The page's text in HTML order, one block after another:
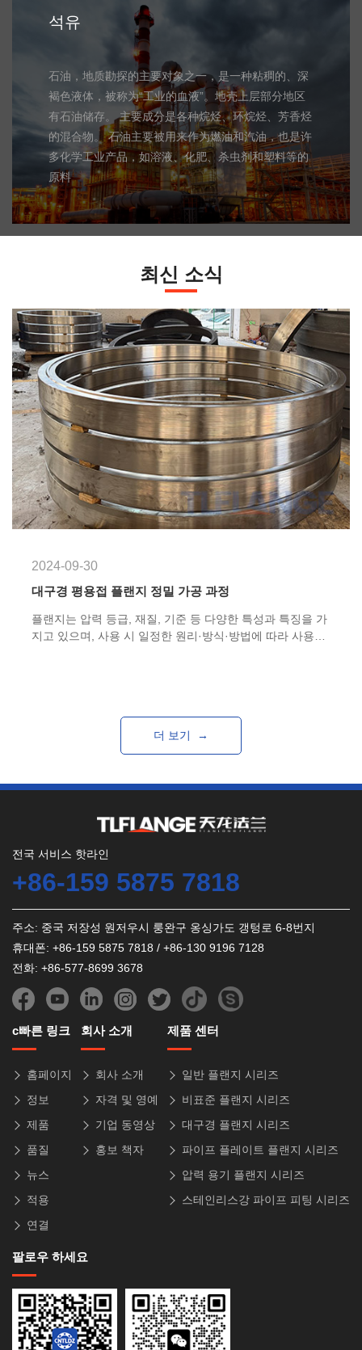
석유
石油，地质勘探的主要对象之一，是一种粘稠的、深
褐色液体，被称为“工业的血液”。地壳上层部分地区
有石油储存。 主要成分是各种烷烃、环烷烃、芳香烃
的混合物。 石油主要被用来作为燃油和汽油，也是许
多化学工业产品，如溶液、化肥、杀虫剂和塑料等的
原料
최신 소식
2024-09-30
대구경 평용접 플랜지 정밀 가공 과정
플랜지는 압력 등급, 재질, 기준 등 다양한 특성과 특징을 가
지고 있으며, 사용 시 일정한 원리·방식·방법에 따라 사용하
더 보기 →
전국 서비스 핫라인
+86-159 5875 7818
주소: 중국 저장성 원저우시 룽완구 옹싱가도 갱텅로 6-8번지
휴대폰: +86-159 5875 7818 / +86-130 9196 7128
전화: +86-577-8699 3678
c빠른 링크
홈페이지
정보
제품
품질
뉴스
적용
연결
회사 소개
회사 소개
자격 및 영예
기업 동영상
홍보 책자
제품 센터
일반 플랜지 시리즈
비표준 플랜지 시리즈
대구경 플랜지 시리즈
파이프 플레이트 플랜지 시리즈
압력 용기 플랜지 시리즈
스테인리스강 파이프 피팅 시리즈
팔로우 하세요